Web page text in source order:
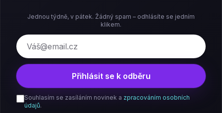
Jednou týdně, v pátek. Žádný spam – odhlásíte se jedním
klikem.
E-mail
Přihlásit se k odběru
Souhlasím se zasíláním novinek a zpracováním osobních
údajů.